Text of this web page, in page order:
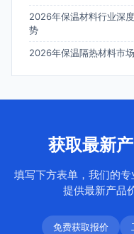
2026年保温材料行业深
势
2026年保温隔热材料市
获取最新
填写下方表单，我们的
提供最新产品
免费获取报价